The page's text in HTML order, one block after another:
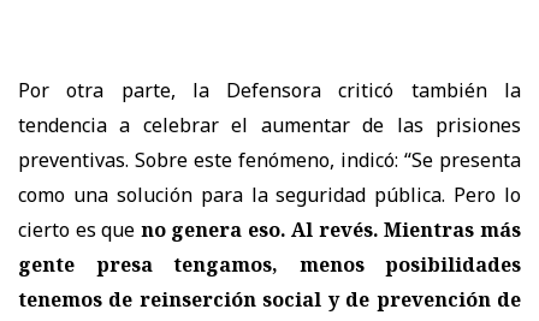
Por otra parte, la Defensora criticó también la
tendencia a celebrar el aumentar de las prisiones
preventivas. Sobre este fenómeno, indicó: “Se presenta
como una solución para la seguridad pública. Pero lo
cierto es que no genera eso. Al revés. Mientras más
gente presa tengamos, menos posibilidades
tenemos de reinserción social y de prevención de